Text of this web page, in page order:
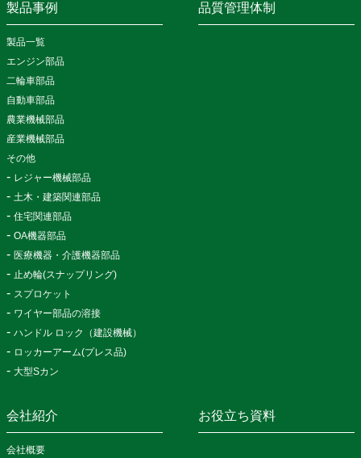
製品事例
製品一覧
エンジン部品
二輪車部品
自動車部品
農業機械部品
産業機械部品
その他
レジャー機械部品
土木・建築関連部品
住宅関連部品
OA機器部品
医療機器・介護機器部品
止め輪(スナップリング)
スプロケット
ワイヤー部品の溶接
ハンドル ロック（建設機械）
ロッカーアーム(プレス品)
大型Sカン
品質管理体制
会社紹介
会社概要
お役立ち資料